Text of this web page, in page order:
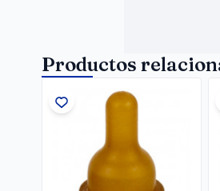
Productos